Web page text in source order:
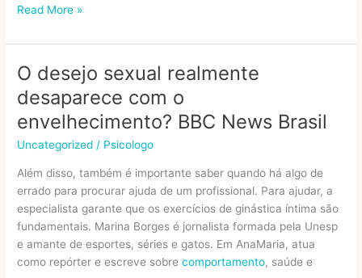
Avaliação
Empresa:
Metodologias
no
Brasil
Read More »
O desejo sexual realmente
desaparece com o
envelhecimento? BBC News Brasil
Uncategorized / Psicologo
Além disso, também é importante saber quando há algo de
errado para procurar ajuda de um profissional. Para ajudar, a
especialista garante que os exercícios de ginástica íntima são
fundamentais. Marina Borges é jornalista formada pela Unesp
e amante de esportes, séries e gatos. Em AnaMaria, atua
como repórter e escreve sobrecomportamento, saúde e